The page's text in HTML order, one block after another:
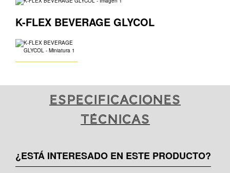
K-FLEX BEVERAGE GLYCOL
Especificaciones
técnicas
¿ESTÁ INTERESADO EN ESTE PRODUCTO?